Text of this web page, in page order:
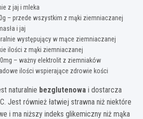
z jaj i mleka
– przede wszystkim z mąki ziemniaczanej
i jaj
występujący w mące ziemniaczanej
ilości z mąki ziemniaczanej
– ważny elektrolit z ziemniaków
ilości wspierające zdrowie kości
naturalnie bezglutenowa i dostarcza
Jest również łatwiej strawna niż niektóre
i ma niższy indeks glikemiczny niż mąka